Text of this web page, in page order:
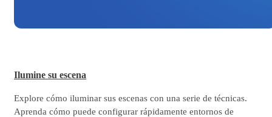
Ilumine su escena
Explore cómo iluminar sus escenas con una serie de técnicas.
Aprenda cómo puede configurar rápidamente entornos de